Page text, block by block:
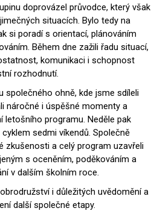
doprovázel průvodce, který však
situacích. Bylo tedy na
si poradí s orientací, plánováním
Během dne zažili řadu situací,
komunikaci i schopnost
rozhodnutí.
společného ohně, kde jsme sdíleli
náročné i úspěšné momenty a
letošního programu. Neděle pak
sedmi víkendů. Společně
zkušenosti a celý program uzavřeli
s oceněním, poděkováním a
v dalším školním roce.
i důležitých uvědomění a
další společné etapy.